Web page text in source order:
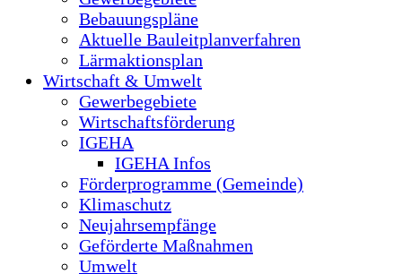
Bebauungspläne
Aktuelle Bauleitplanverfahren
Lärmaktionsplan
Wirtschaft & Umwelt
Gewerbegebiete
Wirtschaftsförderung
IGEHA
IGEHA Infos
Förderprogramme (Gemeinde)
Klimaschutz
Neujahrsempfänge
Geförderte Maßnahmen
Umwelt